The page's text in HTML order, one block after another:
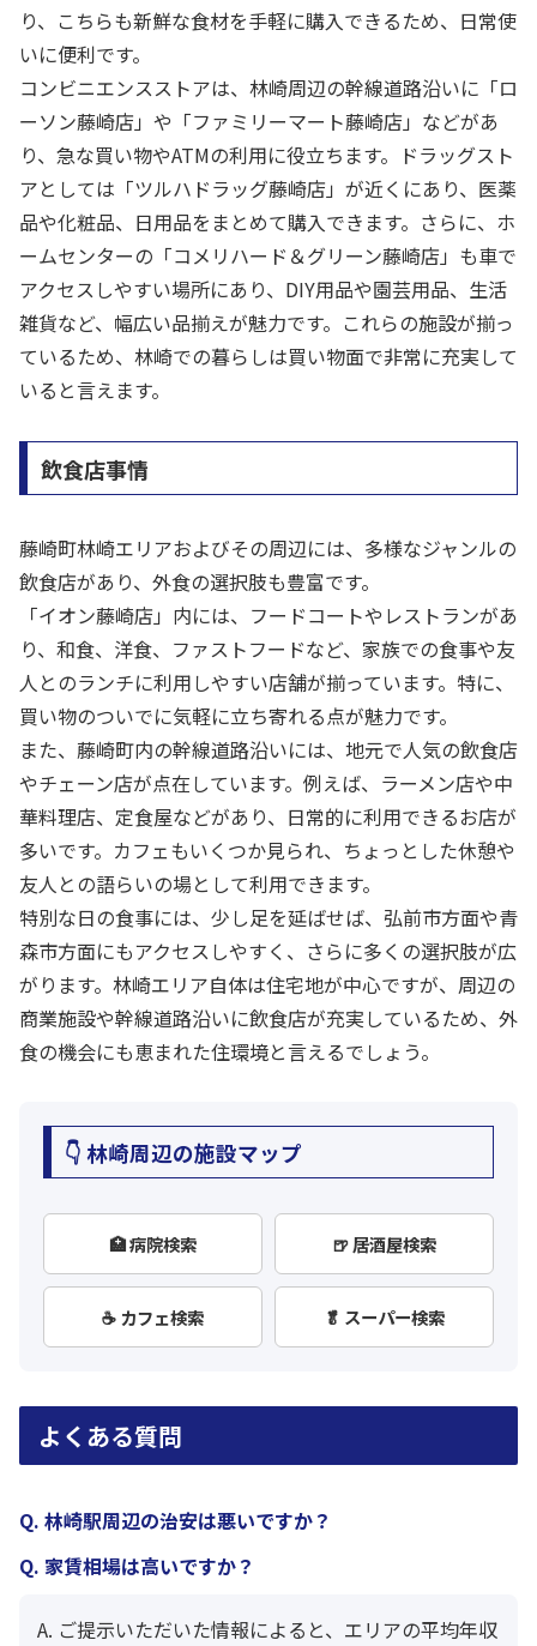
り、こちらも新鮮な食材を手軽に購入できるため、日常使
いに便利です。
コンビニエンスストアは、林崎周辺の幹線道路沿いに「ロ
ーソン藤崎店」や「ファミリーマート藤崎店」などがあ
り、急な買い物やATMの利用に役立ちます。ドラッグスト
アとしては「ツルハドラッグ藤崎店」が近くにあり、医薬
品や化粧品、日用品をまとめて購入できます。さらに、ホ
ームセンターの「コメリハード＆グリーン藤崎店」も車で
アクセスしやすい場所にあり、DIY用品や園芸用品、生活
雑貨など、幅広い品揃えが魅力です。これらの施設が揃っ
ているため、林崎での暮らしは買い物面で非常に充実して
いると言えます。
飲食店事情
藤崎町林崎エリアおよびその周辺には、多様なジャンルの
飲食店があり、外食の選択肢も豊富です。
「イオン藤崎店」内には、フードコートやレストランがあ
り、和食、洋食、ファストフードなど、家族での食事や友
人とのランチに利用しやすい店舗が揃っています。特に、
買い物のついでに気軽に立ち寄れる点が魅力です。
また、藤崎町内の幹線道路沿いには、地元で人気の飲食店
やチェーン店が点在しています。例えば、ラーメン店や中
華料理店、定食屋などがあり、日常的に利用できるお店が
多いです。カフェもいくつか見られ、ちょっとした休憩や
友人との語らいの場として利用できます。
特別な日の食事には、少し足を延ばせば、弘前市方面や青
森市方面にもアクセスしやすく、さらに多くの選択肢が広
がります。林崎エリア自体は住宅地が中心ですが、周辺の
商業施設や幹線道路沿いに飲食店が充実しているため、外
食の機会にも恵まれた住環境と言えるでしょう。
👇 林崎周辺の施設マップ
🏥 病院検索 🍺 居酒屋検索
☕ カフェ検索 🥬 スーパー検索
よくある質問
Q. 林崎駅周辺の治安は悪いですか？
Q. 家賃相場は高いですか？
A. ご提示いただいた情報によると、エリアの平均年収